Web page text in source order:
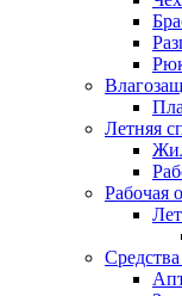
Летняя
Рабочая